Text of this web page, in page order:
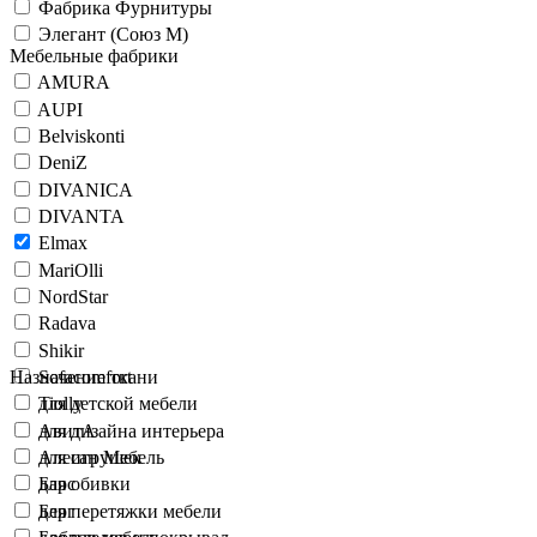
Фабрика Фурнитуры
Элегант (Союз М)
Мебельные фабрики
AMURA
AUPI
Belviskonti
DeniZ
DIVANICA
DIVANTA
Elmax
MariOlli
NordStar
Radava
Shikir
Sofacomfort
Tiolly
АвитА
Алесан Мебель
Барс
Берг
Назначение ткани
для детской мебели
для дизайна интерьера
для игрушек
для обивки
для перетяжки мебели